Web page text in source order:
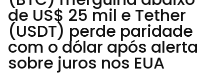
de US$ 25 mil e Tether
(USDT) perde paridade
com o dólar após alerta
sobre juros nos EUA